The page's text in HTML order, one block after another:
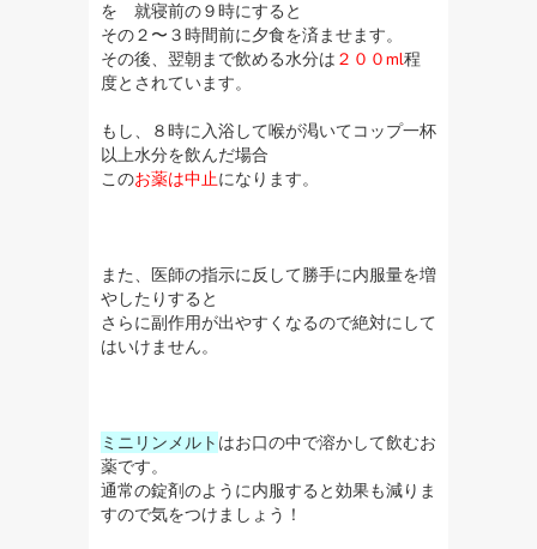
を 就寝前の９時にすると
その２〜３時間前に夕食を済ませます。
その後、翌朝まで飲める水分は ２００ml程
度とされています。
もし、８時に入浴して喉が渇いてコップ一杯
以上水分を飲んだ場合
このお薬は中止になります。
また、医師の指示に反して勝手に内服量を増
やしたりすると
さらに副作用が出やすくなるので絶対にして
はいけません。
ミニリンメルト はお口の中で溶かして飲むお
薬です。
通常の錠剤のように内服すると効果も減りま
すので気をつけましょう！